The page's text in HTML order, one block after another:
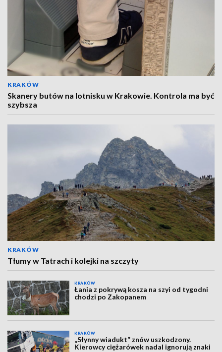
KRAKÓW
Skanery butów na lotnisku w Krakowie. Kontrola ma być
szybsza
KRAKÓW
Tłumy w Tatrach i kolejki na szczyty
KRAKÓW
Łania z pokrywą kosza na szyi od tygodni
chodzi po Zakopanem
KRAKÓW
„Słynny wiadukt” znów uszkodzony.
Kierowcy ciężarówek nadal ignorują znaki